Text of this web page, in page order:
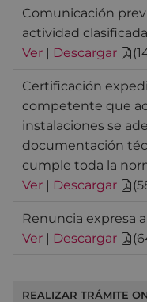
Comunicación
actividad clasificada
Ver | Descargar (
Certificación
competente que
instalaciones se
documentación
cumple toda la
Ver | Descargar (
Renuncia expresa
Ver | Descargar (
REALIZAR TRÁMITE